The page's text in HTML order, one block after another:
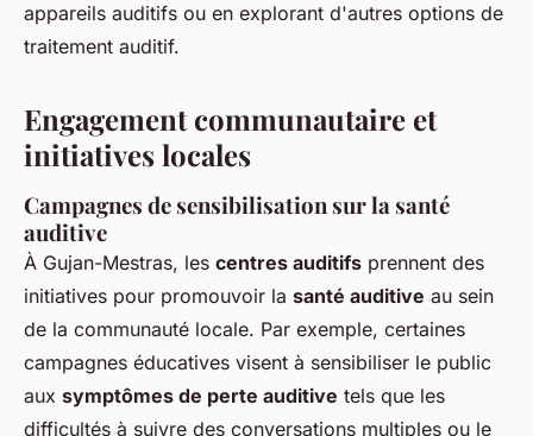
appareils auditifs ou en explorant d'autres options de
traitement auditif.
Engagement communautaire et
initiatives locales
Campagnes de sensibilisation sur la santé
auditive
À Gujan-Mestras, les centres auditifs prennent des
initiatives pour promouvoir la santé auditive au sein
de la communauté locale. Par exemple, certaines
campagnes éducatives visent à sensibiliser le public
aux symptômes de perte auditive tels que les
difficultés à suivre des conversations multiples ou le